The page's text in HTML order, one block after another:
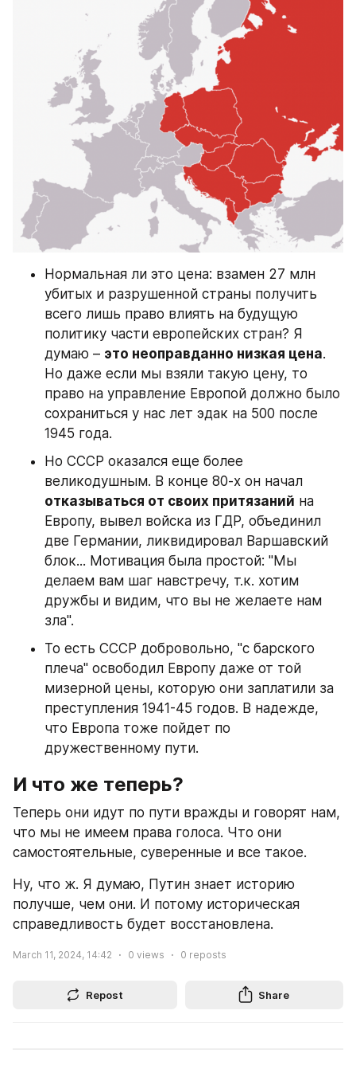
Нормальная ли это цена: взамен 27 млн
убитых и разрушенной страны получить
всего лишь право влиять на будущую
политику части европейских стран? Я
думаю – это неоправданно низкая цена.
Но даже если мы взяли такую цену, то
право на управление Европой должно было
сохраниться у нас лет эдак на 500 после
1945 года.
Но СССР оказался еще более
отказываться от своих притязаний на
Европу, вывел войска из ГДР, объединил
две Германии, ликвидировал Варшавский
блок... Мотивация была простой: "Мы
делаем вам шаг навстречу, т.к. хотим
дружбы и видим, что вы не желаете нам
зла".
То есть СССР добровольно, "с барского
плеча" освободил Европу даже от той
мизерной цены, которую они заплатили за
преступления 1941-45 годов. В надежде,
что Европа тоже пойдет по
дружественному пути.
И что же теперь?
Теперь они идут по пути вражды и говорят нам,
что мы не имеем права голоса. Что они
самостоятельные, суверенные и все такое.
Ну, что ж. Я думаю, Путин знает историю
получше, чем они. И потому историческая
справедливость будет восстановлена.
March 11, 2024, 14:42 0 views 0 reposts
Repost Share